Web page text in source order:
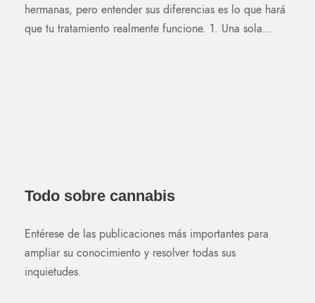
hermanas, pero entender sus diferencias es lo que hará
que tu tratamiento realmente funcione. 1. Una sola...
Todo sobre cannabis
Entérese de las publicaciones más importantes para
ampliar su conocimiento y resolver todas sus
inquietudes.